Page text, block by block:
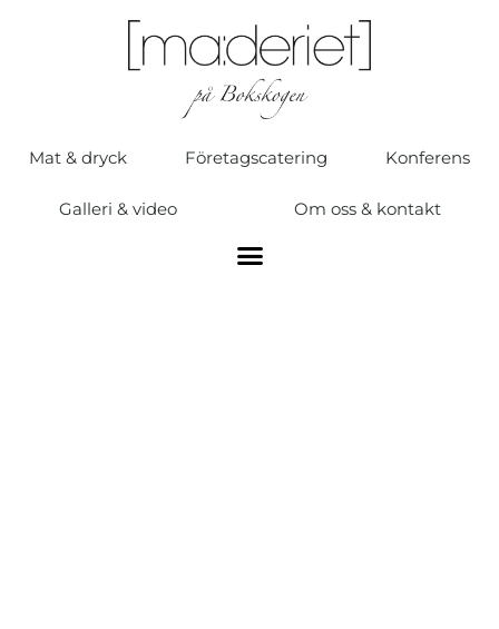
Mat & dryck Företagscatering Konferens
Galleri & video Om oss & kontakt